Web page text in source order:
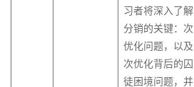
习者将深入了解
分销的关键：次
优化问题，以及
次优化背后的囚
徒困境问题，并